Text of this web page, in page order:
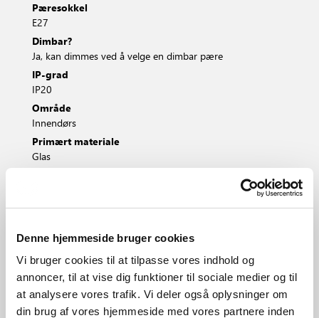
Denne hjemmeside bruger cookies
Vi bruger cookies til at tilpasse vores indhold og
annoncer, til at vise dig funktioner til sociale medier og til
at analysere vores trafik. Vi deler også oplysninger om
din brug af vores hjemmeside med vores partnere inden
Pæresokkel
E27
Dimbar?
Ja, kan dimmes ved å velge en dimbar pære
IP-grad
IP20
Område
Innendørs
Primært materiale
Glas
2010563035